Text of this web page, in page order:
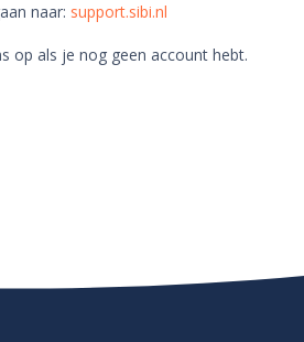
naar: support.sibi.nl
op als je nog geen account hebt.